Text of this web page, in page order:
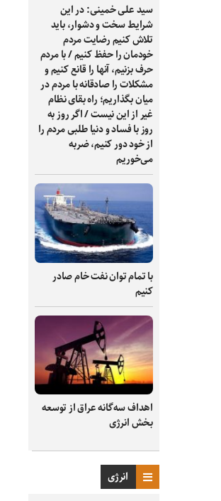
سید علی خمینی: در این
شرایط سخت و دشوار، باید
تلاش کنیم رضایت مردم
خودمان را حفظ کنیم / با مردم
حرف بزنیم، آنها را قانع کنیم و
مشکلات را صادقانه با مردم در
میان بگذاریم؛ راه بقای نظام
غیر از این نیست / اگر روز به
روز با فساد و دنیا طلبی مردم را
از خود دور کنیم، ضربه
می‌خوریم
با تمام توان نفت خام صادر
کنیم
اهداف سه‌گانه عراق از توسعه
بخش انرژی
انرژی